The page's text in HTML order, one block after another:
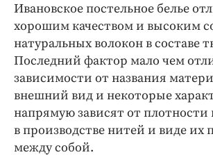
Ивановское постельное белье
хорошим качеством и высоким
натуральных волокон в составе
Последний фактор мало чем
зависимости от названия
внешний вид и некоторые
напрямую зависят от плотности
в производстве нитей и виде их
между собой.